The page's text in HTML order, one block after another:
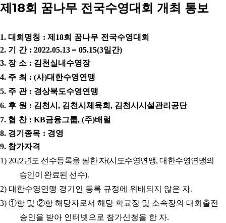
제18회 꿈나무 전국수영대회 개최 통보
1. 대회명칭 : 제 18회 꿈나무 전국수영대회
2. 기 간 : 2022.05.13 – 05.15(3일간)
3. 장 소 : 김천실내수영장
4. 주 최 : (사)대한수영연맹
5. 주 관 : 경상북도수영연맹
6. 후 원 : 김천시 , 김천시체육회, 김천시시설관리공단
7. 협 찬 : KB금융그룹, (주)배럴
8. 경기종목 : 경영
9. 참가자격
1) 2022년도 선수등록을 필한 자(시도수영연맹, 대한수영연맹의
승인이 완료된 선수).
2) 대한수영연맹 경기인 등록 규정에 위배되지 않은 자.
3) ①항 및 ②항 해당자로서 해당 학교장 및 소속장의 대회출전
승인을 받아 인터넷으로 참가신청을 한 자.